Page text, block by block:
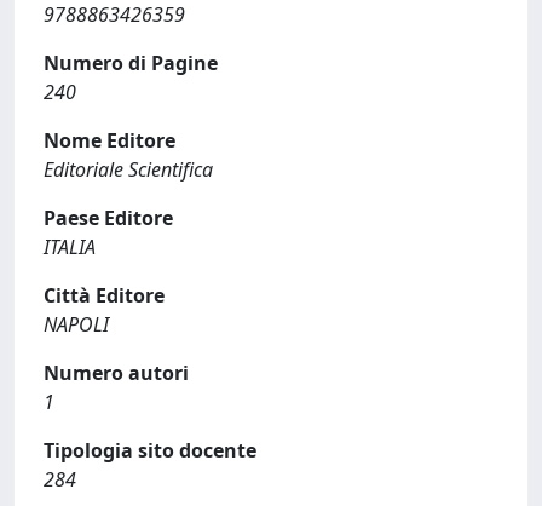
9788863426359
Numero di Pagine
240
Nome Editore
Editoriale Scientifica
Paese Editore
ITALIA
Città Editore
NAPOLI
Numero autori
1
Tipologia sito docente
284